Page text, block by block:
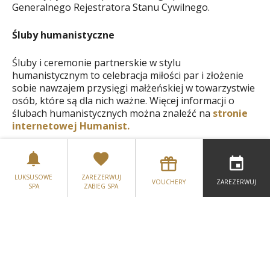
Generalnego Rejestratora Stanu Cywilnego.
Śluby humanistyczne
Śluby i ceremonie partnerskie w stylu
humanistycznym to celebracja miłości par i złożenie
sobie nawzajem przysięgi małżeńskiej w towarzystwie
osób, które są dla nich ważne. Więcej informacji o
ślubach humanistycznych można znaleźć na stronie
internetowej Humanist.
Skontaktuj się z naszym przyjaznym Zespołem
Ślubnym, który z przyjemnością Ci pomoże
LUKSUSOWE
SPA
ZAREZERWUJ
ZABIEG SPA
VOUCHERY ZAREZERWUJ